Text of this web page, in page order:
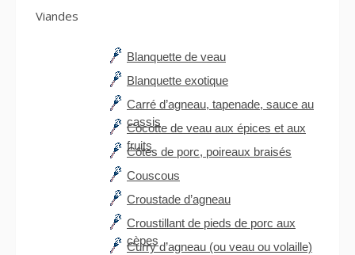
Viandes
Blanquette de veau
Blanquette exotique
Carré d’agneau, tapenade, sauce au
cassis
Cocotte de veau aux épices et aux
fruits
Côtes de porc, poireaux braisés
Couscous
Croustade d’agneau
Croustillant de pieds de porc aux
cèpes
Curry d’agneau (ou veau ou volaille)